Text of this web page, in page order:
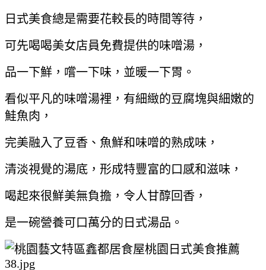
日式美食總是需要花較長的時間等待，
可先喝喝美女店員免費提供的味噌湯，
品一下鮮，嚐一下味，並暖一下胃。
看似平凡的味噌湯裡，有細緻的豆腐塊與細嫩的
鮭魚肉，
完美融入了豆香、魚鮮和味噌的熟成味，
清淡視覺的湯底，形成特豐富的口感和滋味，
喝起來很鮮美無負擔，令人甘醇回香，
是一碗營養可口萬分的日式湯品。